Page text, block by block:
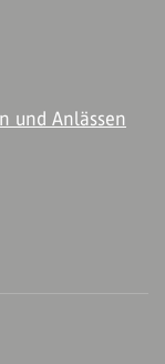
und Anlässen